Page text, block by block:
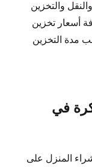
والتخزين
أسعار تخزين
مدة التخزين
في
المنزل على